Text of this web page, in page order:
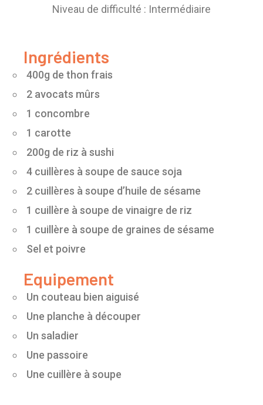
Niveau de difficulté : Intermédiaire
Ingrédients
400g de thon frais
2 avocats mûrs
1 concombre
1 carotte
200g de riz à sushi
4 cuillères à soupe de sauce soja
2 cuillères à soupe d’huile de sésame
1 cuillère à soupe de vinaigre de riz
1 cuillère à soupe de graines de sésame
Sel et poivre
Equipement
Un couteau bien aiguisé
Une planche à découper
Un saladier
Une passoire
Une cuillère à soupe